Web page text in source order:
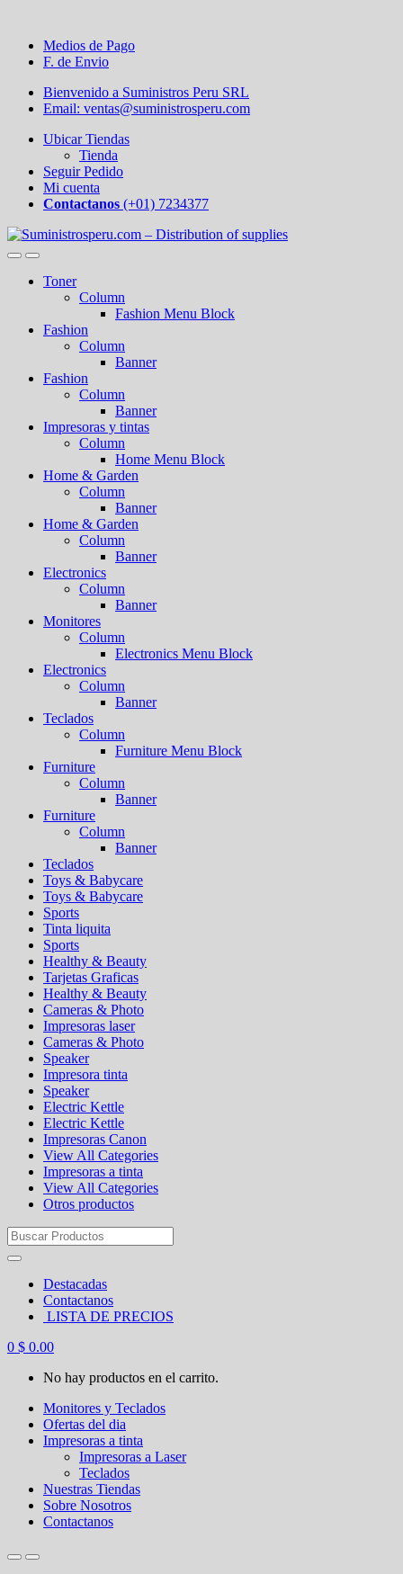
Medios de Pago
F. de Envio
Bienvenido a Suministros Peru SRL
Email: ventas@suministrosperu.com
Ubicar Tiendas
Tienda
Seguir Pedido
Mi cuenta
Contactanos (+01) 7234377
Toner
Column
Fashion Menu Block
Fashion
Column
Banner
Fashion
Column
Banner
Impresoras y tintas
Column
Home Menu Block
Home & Garden
Column
Banner
Home & Garden
Column
Banner
Electronics
Column
Banner
Monitores
Column
Electronics Menu Block
Electronics
Column
Banner
Teclados
Column
Furniture Menu Block
Furniture
Column
Banner
Furniture
Column
Banner
Teclados
Toys & Babycare
Toys & Babycare
Sports
Tinta liquita
Sports
Healthy & Beauty
Tarjetas Graficas
Healthy & Beauty
Cameras & Photo
Impresoras laser
Cameras & Photo
Speaker
Impresora tinta
Speaker
Electric Kettle
Electric Kettle
Impresoras Canon
View All Categories
Impresoras a tinta
View All Categories
Otros productos
Search
for:
Destacadas
Contactanos
LISTA DE PRECIOS
0 $ 0.00
No hay productos en el carrito.
Monitores y Teclados
Ofertas del dia
Impresoras a tinta
Impresoras a Laser
Teclados
Nuestras Tiendas
Sobre Nosotros
Contactanos